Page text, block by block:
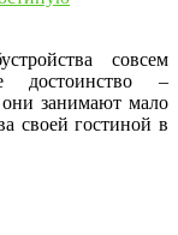
совсем
достоинство –
занимают мало
своей гостиной в